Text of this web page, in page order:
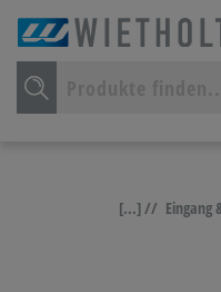
[...] // Eingang